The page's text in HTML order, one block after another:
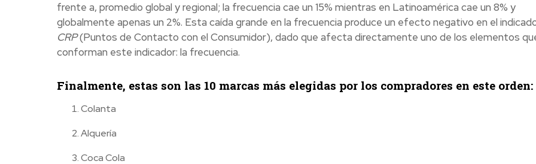
frente a, promedio global y regional; la frecuencia cae un 15% mientras en Latinoamérica cae un 8% y
globalmente apenas un 2%. Esta caída grande en la frecuencia produce un efecto negativo en el
CRP(Puntos de Contacto con el Consumidor), dado que afecta directamente uno de los elementos
conforman este indicador: la frecuencia.
Finalmente, estas son las 10 marcas más elegidas por los compradores en este orden:
Colanta
Alquería
Coca Cola